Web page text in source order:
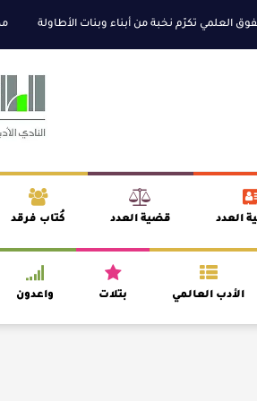
تكرّم نخبة من أبناء وبنات الأطاولة مهرجان
العدد قضية العدد كُتاب فرقد
الأدب العالمي بتلات واعدون